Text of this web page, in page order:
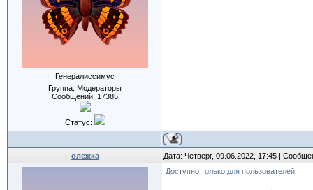
Генералиссимус
Группа: Модераторы
Сообщений: 17385
Статус:
олежка Дата: Четверг, 09.06.2022, 17:45 |
Доступно только для пользователей